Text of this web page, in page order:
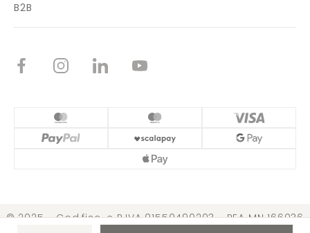
B2B
© 2025 - Cod.fisc. e P.IVA 01550490203 - REA MN 166036